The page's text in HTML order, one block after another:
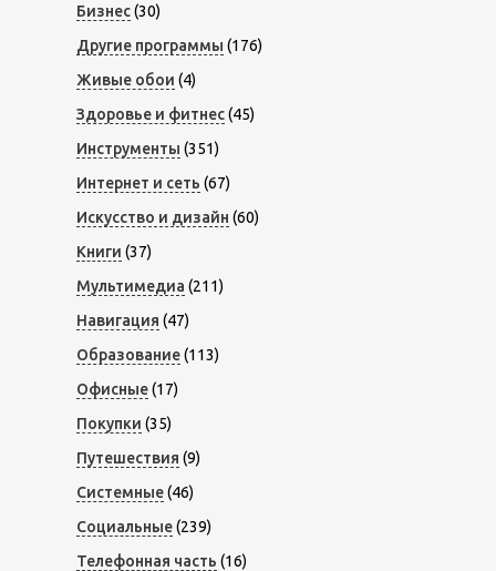
Бизнес(30)
Другие программы (176)
Живые обои (4)
Здоровье и фитнес(45)
Инструменты (351)
Интернет и сеть (67)
Искусство и дизайн (60)
Книги (37)
Мультимедиа (211)
Навигация (47)
Образование(113)
Офисные(17)
Покупки (35)
Путешествия (9)
Системные(46)
Социальные(239)
Телефонная часть (16)